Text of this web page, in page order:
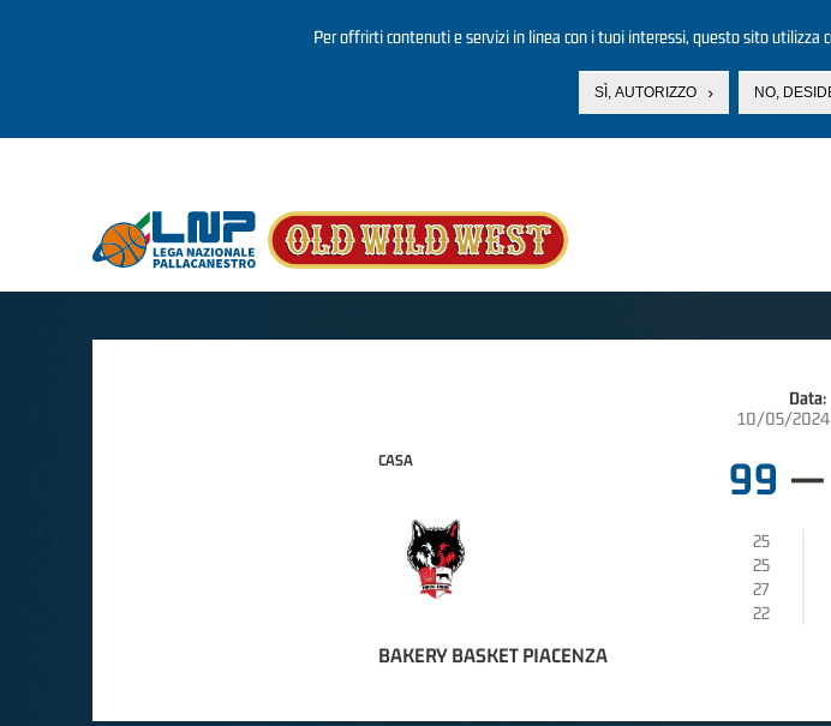
Per offrirti contenuti e servizi in linea con i tuoi interessi, questo sito utilizza
SÌ, AUTORIZZO NO,
Data:
10/05/2024
CASA
BAKERY BASKET PIACENZA
99 —
25
25
27
22